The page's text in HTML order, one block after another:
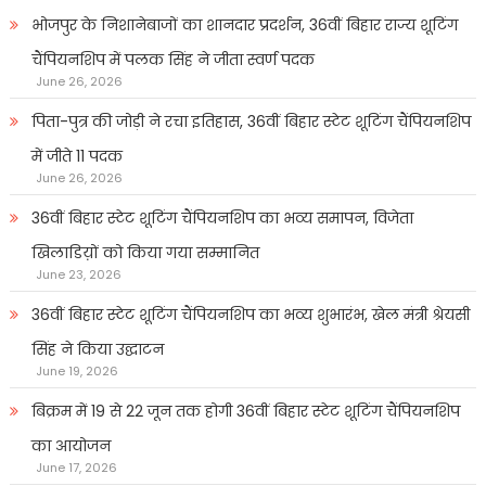
भोजपुर के निशानेबाजों का शानदार प्रदर्शन, 36वीं बिहार राज्य शूटिंग
चैंपियनशिप में पलक सिंह ने जीता स्वर्ण पदक
June 26, 2026
पिता-पुत्र की जोड़ी ने रचा इतिहास, 36वीं बिहार स्टेट शूटिंग चैंपियनशिप
में जीते 11 पदक
June 26, 2026
36वीं बिहार स्टेट शूटिंग चैंपियनशिप का भव्य समापन, विजेता
खिलाडिय़ों को किया गया सम्मानित
June 23, 2026
36वीं बिहार स्टेट शूटिंग चैंपियनशिप का भव्य शुभारंभ, खेल मंत्री श्रेयसी
सिंह ने किया उद्घाटन
June 19, 2026
बिक्रम में 19 से 22 जून तक होगी 36वीं बिहार स्टेट शूटिंग चैंपियनशिप
का आयोजन
June 17, 2026